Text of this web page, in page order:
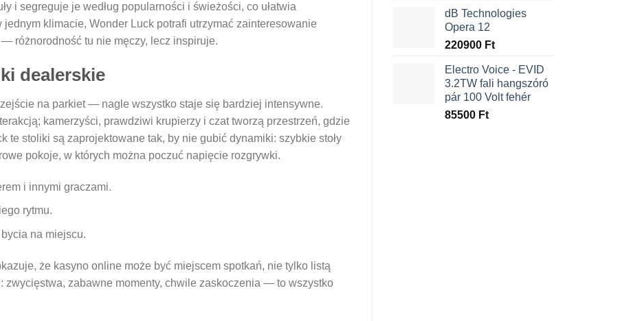
i segreguje je według popularności i świeżości, co ułatwia
klimacie, Wonder Luck potrafi utrzymać zainteresowanie
różnorodność tu nie męczy, lecz inspiruje.
dealerskie
na parkiet — nagle wszystko staje się bardziej intensywne.
kamerzyści, prawdziwi krupierzy i czat tworzą przestrzeń, gdzie
te stoliki są zaprojektowane tak, by nie gubić dynamiki: szybkie stoły
pokoje, w których można poczuć napięcie rozgrywki.
i innymi graczami.
rytmu.
na miejscu.
że kasyno online może być miejscem spotkań, nie tylko listą
zwycięstwa, zabawne momenty, chwile zaskoczenia — to wszystko
dB Technologies
Opera 12
220900 Ft
Electro Voice - EVID
3.2TW fali hangszóró
pár 100 Volt fehér
85500 Ft